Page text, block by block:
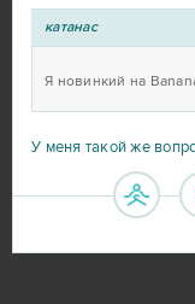
катанас
Я новинкий на
У меня такой же